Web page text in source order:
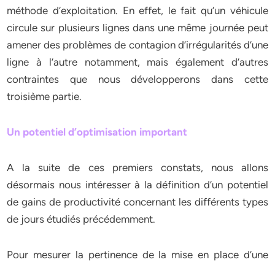
méthode d’exploitation. En effet, le fait qu’un véhicule
circule sur plusieurs lignes dans une même journée peut
amener des problèmes de contagion d’irrégularités d’une
ligne à l’autre notamment, mais également d’autres
contraintes que nous développerons dans cette
troisième partie.
Un potentiel d’optimisation important
A la suite de ces premiers constats, nous allons
désormais nous intéresser à la définition d’un potentiel
de gains de productivité concernant les différents types
de jours étudiés précédemment.
Pour mesurer la pertinence de la mise en place d’une